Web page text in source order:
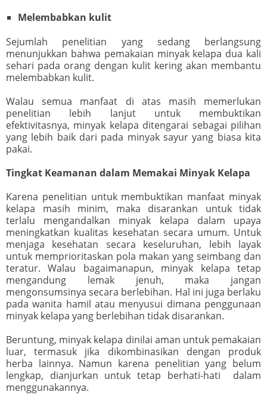
Melembabkan kulit
Sejumlah penelitian yang sedang berlangsung
menunjukkan bahwa pemakaian minyak kelapa dua kali
sehari pada orang dengan kulit kering akan membantu
melembabkan kulit.
Walau semua manfaat di atas masih memerlukan
penelitian lebih lanjut untuk membuktikan
efektivitasnya, minyak kelapa ditengarai sebagai pilihan
yang lebih baik dari pada minyak sayur yang biasa kita
pakai.
Tingkat Keamanan dalam Memakai Minyak Kelapa
Karena penelitian untuk membuktikan manfaat minyak
kelapa masih minim, maka disarankan untuk tidak
terlalu mengandalkan minyak kelapa dalam upaya
meningkatkan kualitas kesehatan secara umum. Untuk
menjaga kesehatan secara keseluruhan, lebih layak
untuk memprioritaskan pola makan yang seimbang dan
teratur. Walau bagaimanapun, minyak kelapa tetap
mengandung lemak jenuh, maka jangan
mengonsumsinya secara berlebihan. Hal ini juga berlaku
pada wanita hamil atau menyusui dimana penggunaan
minyak kelapa yang berlebihan tidak disarankan.
Beruntung, minyak kelapa dinilai aman untuk pemakaian
luar, termasuk jika dikombinasikan dengan produk
herba lainnya. Namun karena penelitian yang belum
lengkap, dianjurkan untuk tetap berhati-hati dalam
menggunakannya.